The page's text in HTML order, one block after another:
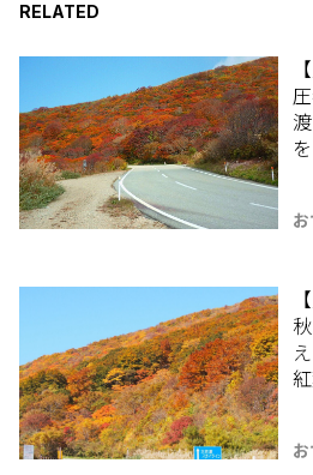
RELATED